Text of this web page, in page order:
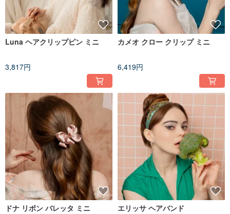
Luna ヘアクリップピン ミニ
3,817円
カメオ クロー クリップ ミニ
6,419円
ドナ リボン バレッタ ミニ エリッサ ヘアバンド